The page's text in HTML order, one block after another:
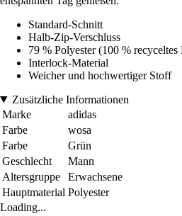
Standard-Schnitt
Halb-Zip-Verschluss
79 % Polyester (100 %
Interlock-Material
Weicher und hochwertiger Stoff
Zusätzliche Informationen
Marke
adidas
Farbe
wosa
Farbe
Grün
Geschlecht
Mann
Altersgruppe
Erwachsene
Hauptmaterial Polyester
Loading...